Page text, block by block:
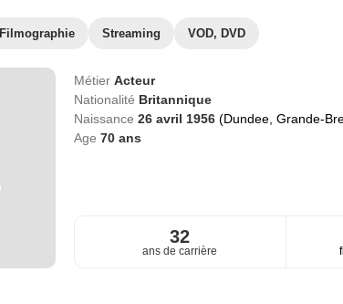
Filmographie Streaming VOD, DVD
Métier Acteur
Nationalité Britannique
Naissance 26 avril 1956 (Dundee, Grande-
Age 70ans
32
ans de carrière